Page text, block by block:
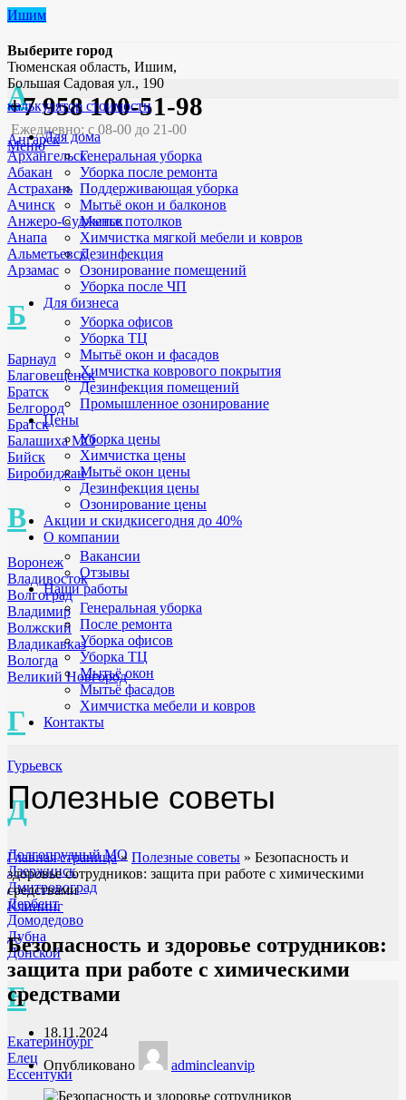
Ишим
Выберите город
А
Ангарск
Архангельск
Абакан
Астрахань
Ачинск
Анжеро-Судженск
Анапа
Альметьевск
Арзамас
Б
Барнаул
Благовещенск
Братск
Белгород
Братск
Балашиха МО
Бийск
Биробиджан
В
Воронеж
Владивосток
Волгоград
Владимир
Волжский
Владикавказ
Вологда
Великий Новгород
Г
Гурьевск
Д
Долгопрудный МО
Дзержинск
Дмитровоград
Дербент
Домодедово
Дубна
Донской
Е
Екатеринбург
Елец
Ессентуки
Тюменская область, Ишим,
Большая Садовая ул., 190
+7 958 100-51-98
Ежедневно: с 08-00 до 21-00
Меню
калькулятор стоимости
Для дома
Генеральная уборка
Уборка после ремонта
Поддерживающая уборка
Мытьё окон и балконов
Мытье потолков
Химчистка мягкой мебели и ковров
Дезинфекция
Озонирование помещений
Уборка после ЧП
Для бизнеса
Уборка офисов
Уборка ТЦ
Мытьё окон и фасадов
Химчистка коврового покрытия
Дезинфекция помещений
Промышленное озонирование
Цены
Уборка цены
Химчистка цены
Мытьё окон цены
Дезинфекция цены
Озонирование цены
Акции и скидкисегодня до 40%
О компании
Вакансии
Отзывы
Наши работы
Генеральная уборка
После ремонта
Уборка офисов
Уборка ТЦ
Мытьё окон
Мытьё фасадов
Химчистка мебели и ковров
Контакты
Полезные советы
Главная страница» Полезные советы » Безопасность и
здоровье сотрудников: защита при работе с химическими
средствами
Клининг
Безопасность и здоровье сотрудников:
защита при работе с химическими
средствами
18.11.2024
Опубликовано admincleanvip